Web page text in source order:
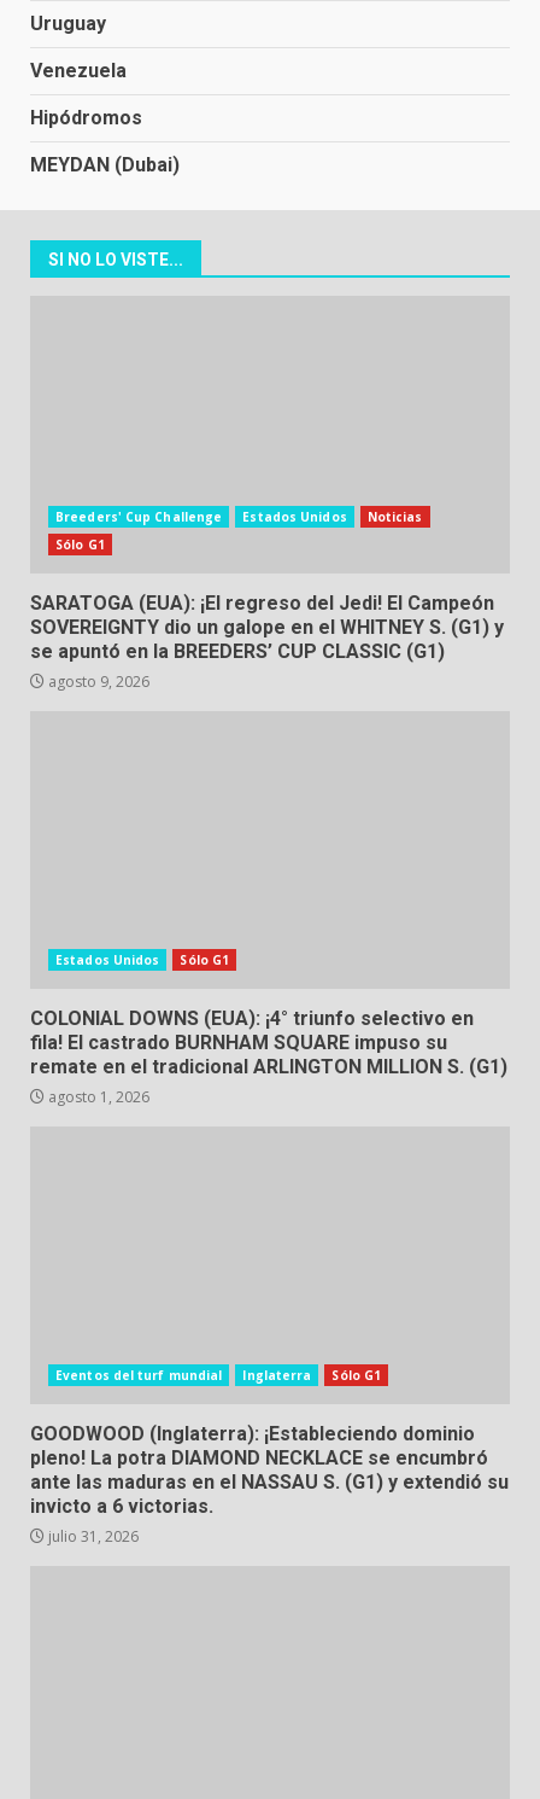
Uruguay
Venezuela
Hipódromos
MEYDAN (Dubai)
SI NO LO VISTE...
Breeders' Cup Challenge Estados Unidos
Noticias
Sólo G1
SARATOGA (EUA): ¡El regreso del Jedi! El Campeón
SOVEREIGNTY dio un galope en el WHITNEY S. (G1) y
se apuntó en la BREEDERS’ CUP CLASSIC (G1)
agosto 9, 2026
Estados Unidos Sólo G1
COLONIAL DOWNS (EUA): ¡4° triunfo selectivo en
fila! El castrado BURNHAM SQUARE impuso su
remate en el tradicional ARLINGTON MILLION S. (G1)
agosto 1, 2026
Eventos del turf mundial Inglaterra Sólo G1
GOODWOOD (Inglaterra): ¡Estableciendo dominio
pleno! La potra DIAMOND NECKLACE se encumbró
ante las maduras en el NASSAU S. (G1) y extendió su
invicto a 6 victorias.
julio 31, 2026